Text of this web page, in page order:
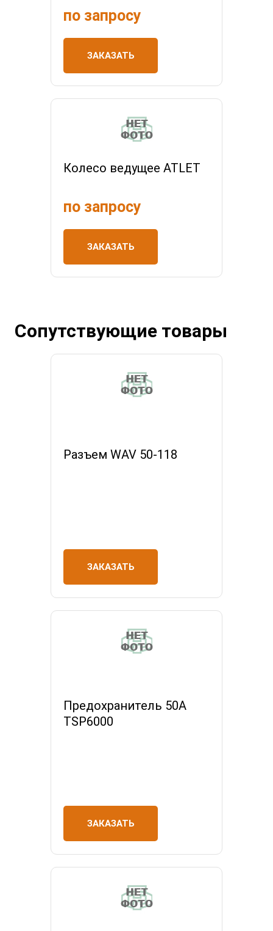
по запросу
ЗАКАЗАТЬ
Колесо ведущее ATLET
по запросу
ЗАКАЗАТЬ
Сопутствующие товары
Разъем WAV 50-118
ЗАКАЗАТЬ
Предохранитель 50А
TSP6000
ЗАКАЗАТЬ